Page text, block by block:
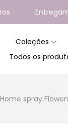
Entregamos
Coleções
Todos os
Home spray